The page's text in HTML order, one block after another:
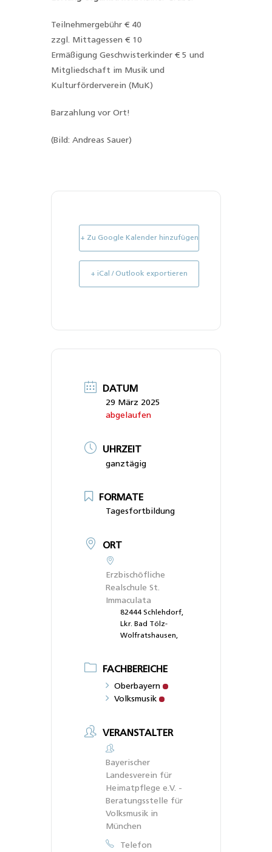
Teilnehmergebühr € 40
zzgl. Mittagessen € 10
Ermäßigung Geschwisterkinder € 5 und
Mitgliedschaft im Musik und
Kulturförderverein (MuK)
Barzahlung vor Ort!
(Bild: Andreas Sauer)
+ Zu Google Kalender hinzufügen
+ iCal / Outlook exportieren
DATUM
29 März 2025
abgelaufen
UHRZEIT
ganztägig
FORMATE
Tagesfortbildung
ORT
Erzbischöfliche
Realschule St.
Immaculata
82444 Schlehdorf,
Lkr. Bad Tölz-
Wolfratshausen,
FACHBEREICHE
Oberbayern
Volksmusik
VERANSTALTER
Bayerischer
Landesverein für
Heimatpflege e.V. -
Beratungsstelle für
Volksmusik in
München
Telefon